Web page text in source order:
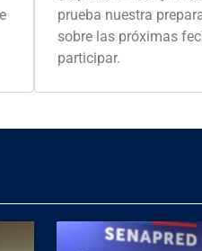
prueba nuestra
sobre las próximas
participar.